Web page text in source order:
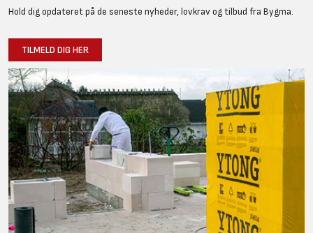
Hold dig opdateret på de seneste nyheder, lovkrav og tilbud fra Bygma.
TILMELD DIG HER